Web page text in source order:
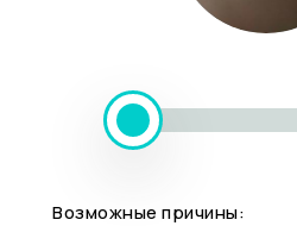
Возможные причины: